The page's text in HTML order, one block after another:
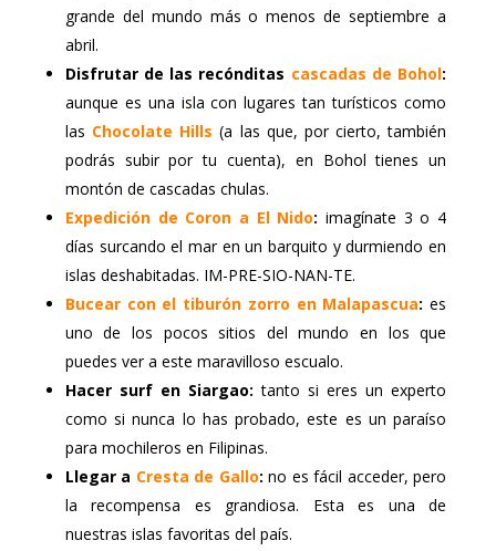
grande del mundo más o menos de septiembre a
abril.
Disfrutar de las recónditas cascadas de Bohol:
aunque es una isla con lugares tan turísticos como
las Chocolate Hills (a las que, por cierto, también
podrás subir por tu cuenta), en Bohol tienes un
montón de cascadas chulas.
Expedición de Coron a El Nido: imagínate 3 o 4
días surcando el mar en un barquito y durmiendo en
islas deshabitadas. IM-PRE-SIO-NAN-TE.
Bucear con el tiburón zorro en Malapascua: es
uno de los pocos sitios del mundo en los que
puedes ver a este maravilloso escualo.
Hacer surf en Siargao: tanto si eres un experto
como si nunca lo has probado, este es un paraíso
para mochileros en Filipinas.
Llegar a Cresta de Gallo: no es fácil acceder, pero
la recompensa es grandiosa. Esta es una de
nuestras islas favoritas del país.